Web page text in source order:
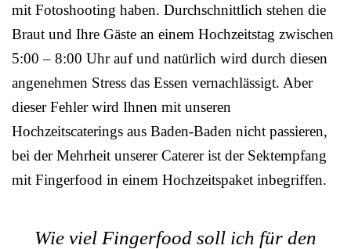
mit Fotoshooting haben. Durchschnittlich stehen die
Braut und Ihre Gäste an einem Hochzeitstag zwischen
5:00 – 8:00 Uhr auf und natürlich wird durch diesen
angenehmen Stress das Essen vernachlässigt. Aber
dieser Fehler wird Ihnen mit unseren
Hochzeitscaterings aus Baden-Baden nicht passieren,
bei der Mehrheit unserer Caterer ist der Sektempfang
mit Fingerfood in einem Hochzeitspaket inbegriffen.
Wie viel Fingerfood soll ich für den